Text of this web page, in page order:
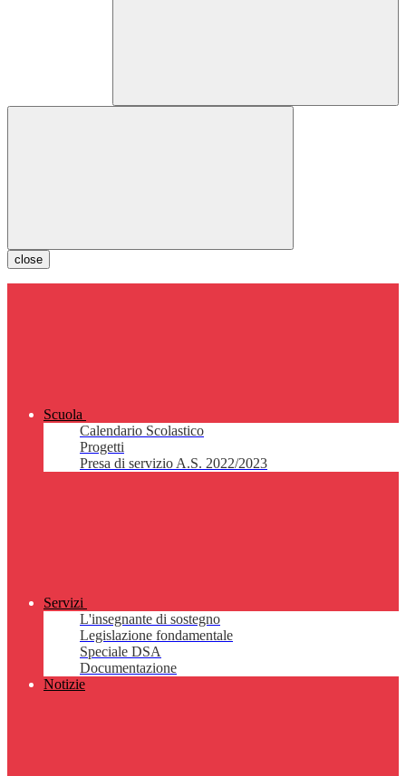
close
Scuola
Calendario Scolastico
Progetti
Presa di servizio A.S. 2022/2023
Servizi
L'insegnante di sostegno
Legislazione fondamentale
Speciale DSA
Documentazione
Notizie